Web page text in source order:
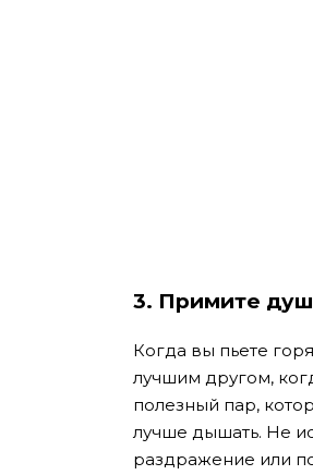
3. Примите душ
Когда вы пьете
лучшим другом,
полезный пар,
лучше дышать. Не
раздражение или